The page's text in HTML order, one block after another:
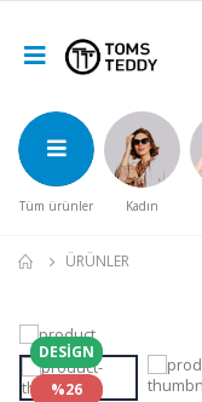
Tüm ürünler Kadın
ÜRÜNLER
DESIGN
%26